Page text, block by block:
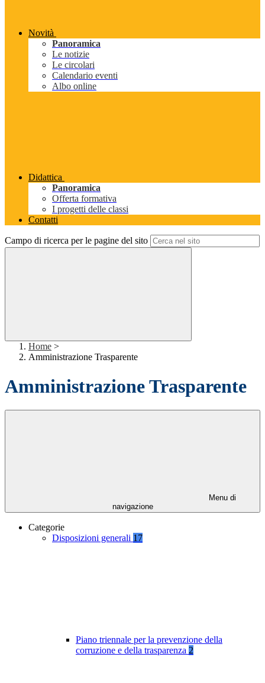
Novità
Panoramica
Le notizie
Le circolari
Calendario eventi
Albo online
Didattica
Panoramica
Offerta formativa
I progetti delle classi
Contatti
Campo di ricerca per le pagine del sito
Home >
Amministrazione Trasparente
Amministrazione Trasparente
Menu di
navigazione
Categorie
Disposizioni generali 17
Piano triennale per la prevenzione della
corruzione e della trasparenza 2